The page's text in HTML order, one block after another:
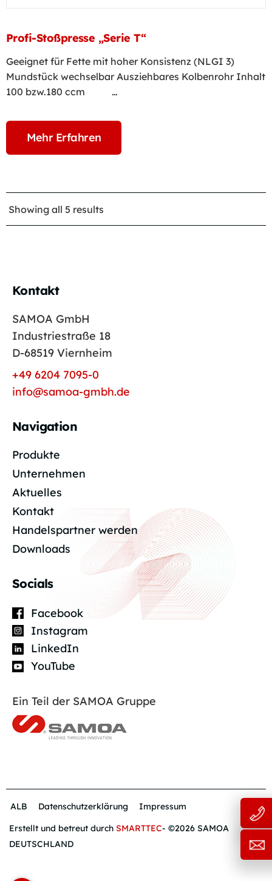
Profi-Stoßpresse „Serie T“
Geeignet für Fette mit hoher Konsistenz (NLGI 3)
Mundstück wechselbar Ausziehbares Kolbenrohr Inhalt
100 bzw.180 ccm …
Mehr Erfahren
Showing all 5 results
Kontakt
SAMOA GmbH
Industriestraße 18
D-68519 Viernheim
+49 6204 7095-0
info@samoa-gmbh.de
Navigation
Produkte
Unternehmen
Aktuelles
Kontakt
Handelspartner werden
Downloads
Socials
Facebook
Instagram
LinkedIn
YouTube
Ein Teil der SAMOA Gruppe
ALB Datenschutzerklärung
Impressum
Erstellt und betreut durch SMARTTEC- ©2026 SAMOA
DEUTSCHLAND